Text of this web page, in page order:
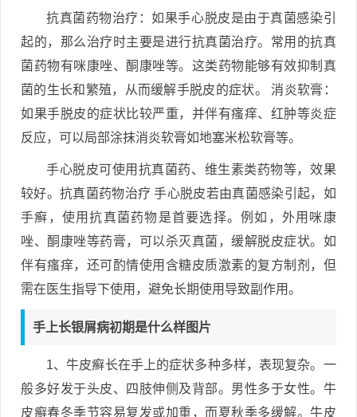
抗真菌药物治疗：如果手心脱皮是由于真菌感染引
起的，那么治疗时主要是进行抗真菌治疗。常用的抗真
菌药物有咪康唑、酮康唑等。这类药物能够有效抑制真
菌的生长和繁殖，从而缓解手脱皮的症状。 消炎软膏：
如果手脱皮的症状比较严重，并伴有瘙痒、红肿等炎症
反应，可以局部涂抹消炎软膏如地塞米松软膏等。
手心脱皮可使用抗真菌药、维生素类药物等，效果
较好。抗真菌药物治疗 手心脱皮若由真菌感染引起，如
手癣，使用抗真菌药物是首要选择。例如，外用咪康
唑、酮康唑等药膏，可以杀灭真菌，缓解脱皮症状。如
伴有瘙痒，还可酌情使用含糖皮质激素的复方制剂，但
需在医生指导下使用，避免长期使用导致副作用。
手上长银屑病初期是什么样图片
1、牛皮癣长在手上的症状多种多样，表现复杂。一
般多好发于头皮、四肢伸侧及背部。男性多于女性。牛
皮癣春冬季节容易复发或加重，而夏秋季多缓解。牛皮